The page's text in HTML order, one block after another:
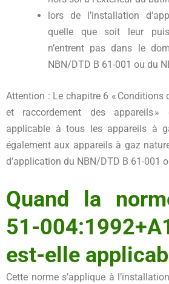
lors de l’installation
quelle que soit leur
n’entrent pas dans le
NBN/DTD B 61-001 ou du
Attention : Le chapitre 6 « Conditions
et raccordement des appareils
applicable à tous les appareils à
également aux appareils à gaz
d’application du NBN/DTD B 61-001
Quand la
51-
est-elle
Cette norme s’applique à